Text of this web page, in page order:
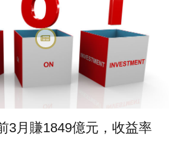
3月賺1849億元，收益率